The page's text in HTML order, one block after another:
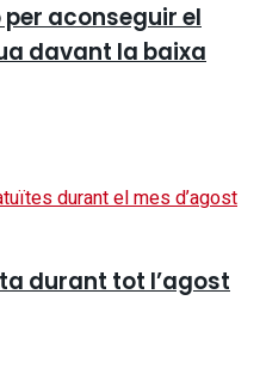
aconseguir el
davant la baixa
durant tot l’agost